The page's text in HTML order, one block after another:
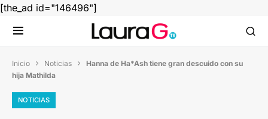
[the_ad id="146496"]
Inicio  Noticias  Hanna de Ha*Ash tiene gran descuido con su
hija Mathilda
NOTICIAS